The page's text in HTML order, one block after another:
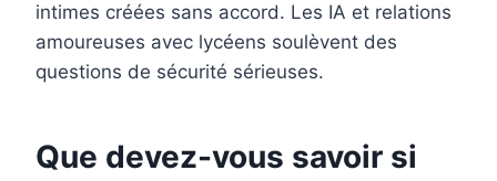
intimes créées sans accord. Les IA et relations
amoureuses avec lycéens soulèvent des
questions de sécurité sérieuses.
Que devez-vous savoir si